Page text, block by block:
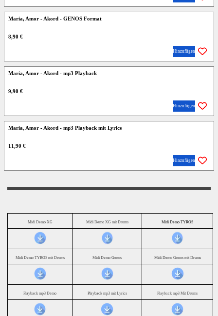
Maria, Amor - Akord - GENOS Format
8,90 €
Hinzufügen
Maria, Amor - Akord - mp3 Playback
9,90 €
Hinzufügen
Maria, Amor - Akord - mp3 Playback mit Lyrics
11,90 €
Hinzufügen
Midi Demo XG Midi Demo XG mit Drums Midi Demo TYROS
Midi Demo TYROS mit Drums Midi Demo Genos Midi Demo Genos mit Drums
Playback mp3 Demo Playback mp3 mit Lyrics Playback mp3 Mit Drums